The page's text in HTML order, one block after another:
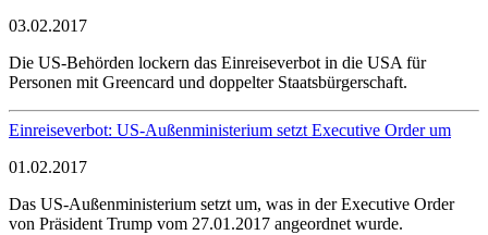
03.02.2017
Die US-Behörden lockern das Einreiseverbot in die USA für
Personen mit Greencard und doppelter Staatsbürgerschaft.
Einreiseverbot: US-Außenministerium setzt Executive Order um
01.02.2017
Das US-Außenministerium setzt um, was in der Executive Order
von Präsident Trump vom 27.01.2017 angeordnet wurde.